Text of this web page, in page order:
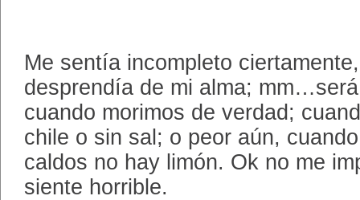
Me sentía incompleto
desprendía de mi alma;
cuando morimos de verdad;
chile o sin sal; o peor aún,
caldos no hay limón. Ok no me
siente horrible.